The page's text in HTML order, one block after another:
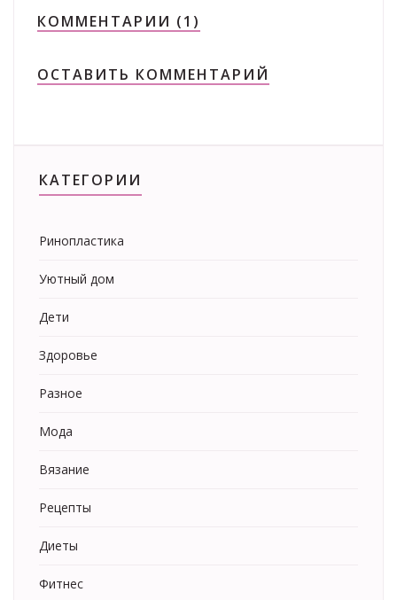
КОММЕНТАРИИ (1)
ОСТАВИТЬ КОММЕНТАРИЙ
КАТЕГОРИИ
Ринопластика
Уютный дом
Дети
Здоровье
Разное
Мода
Вязание
Рецепты
Диеты
Фитнес